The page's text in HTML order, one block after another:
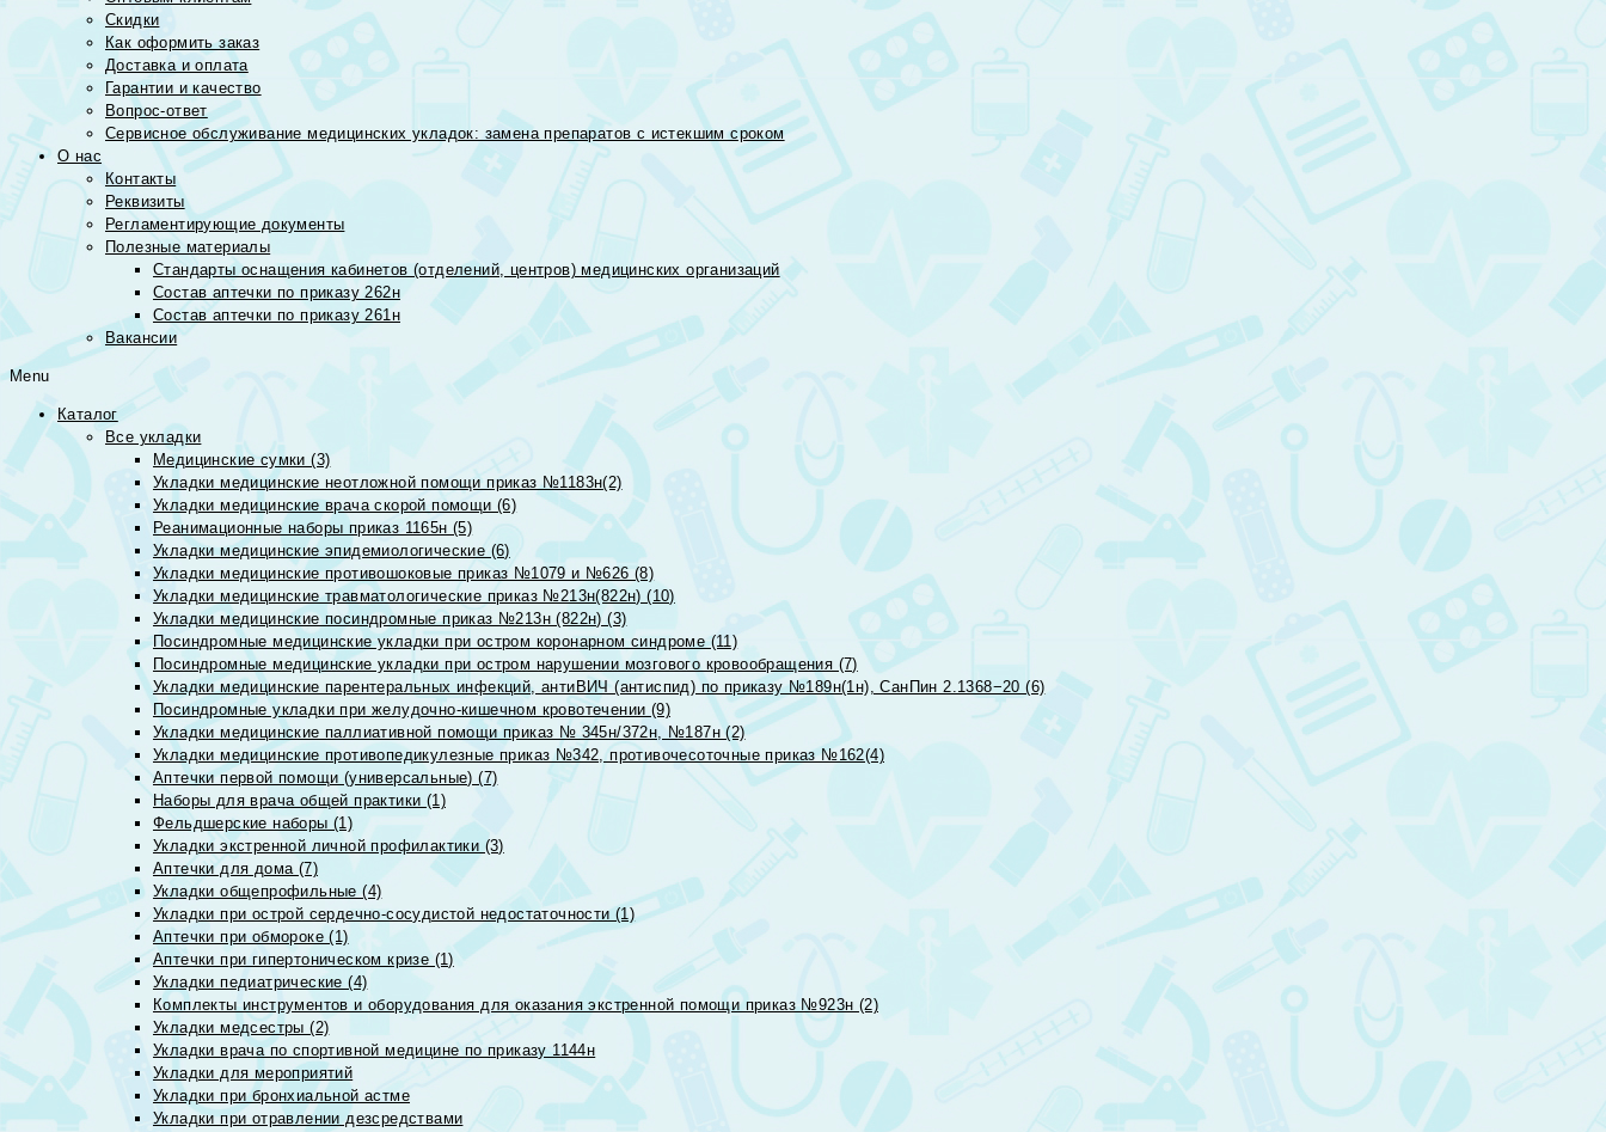
Скидки
Как оформить заказ
Доставка и оплата
Гарантии и качество
Вопрос-ответ
Сервисное обслуживание медицинских укладок: замена препаратов с истекшим сроком
О нас
Контакты
Реквизиты
Регламентирующие документы
Полезные материалы
Стандарты оснащения кабинетов (отделений, центров) медицинских организаций
Состав аптечки по приказу 262н
Состав аптечки по приказу 261н
Вакансии
Menu
Каталог
Все укладки
Медицинские сумки (3)
Укладки медицинские неотложной помощи приказ №1183н(2)
Укладки медицинские врача скорой помощи (6)
Реанимационные наборы приказ 1165н (5)
Укладки медицинские эпидемиологические (6)
Укладки медицинские противошоковые приказ №1079 и №626 (8)
Укладки медицинские травматологические приказ №213н(822н) (10)
Укладки медицинские посиндромные приказ №213н (822н) (3)
Посиндромные медицинские укладки при остром коронарном синдроме (11)
Посиндромные медицинские укладки при остром нарушении мозгового кровообращения (7)
Укладки медицинские парентеральных инфекций, антиВИЧ (антиспид) по приказу №189н(1н), СанПин 2.1368−20 (6)
Посиндромные укладки при желудочно-кишечном кровотечении (9)
Укладки медицинские паллиативной помощи приказ № 345н/372н, №187н (2)
Укладки медицинские противопедикулезные приказ №342, противочесоточные приказ №162(4)
Аптечки первой помощи (универсальные) (7)
Наборы для врача общей практики (1)
Фельдшерские наборы (1)
Укладки экстренной личной профилактики (3)
Аптечки для дома (7)
Укладки общепрофильные (4)
Укладки при острой сердечно-сосудистой недостаточности (1)
Аптечки при обмороке (1)
Аптечки при гипертоническом кризе (1)
Укладки педиатрические (4)
Комплекты инструментов и оборудования для оказания экстренной помощи приказ №923н (2)
Укладки медсестры (2)
Укладки врача по спортивной медицине по приказу 1144н
Укладки для мероприятий
Укладки при бронхиальной астме
Укладки при отравлении дезсредствами